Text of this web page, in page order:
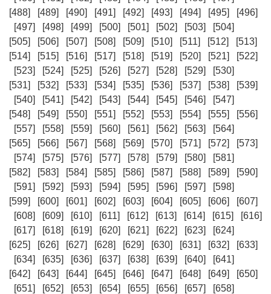
[488]
[489] [490] [491] [492] [493] [494] [495]
[496]
[497]
[498] [499] [500] [501] [502] [503]
[504]
[505]
[506] [507] [508] [509] [510] [511] [512]
[513]
[514]
[515] [516] [517] [518] [519] [520] [521]
[522]
[523]
[524] [525] [526] [527] [528] [529]
[530]
[531]
[532] [533] [534] [535] [536] [537] [538]
[539]
[540]
[541] [542] [543] [544] [545] [546]
[547]
[548]
[549] [550] [551] [552] [553] [554] [555]
[556]
[557]
[558] [559] [560] [561] [562] [563]
[564]
[565]
[566] [567] [568] [569] [570] [571] [572]
[573]
[574]
[575] [576] [577] [578] [579] [580]
[581]
[582]
[583] [584] [585] [586] [587] [588] [589]
[590]
[591]
[592] [593] [594] [595] [596] [597]
[598]
[599]
[600] [601] [602] [603] [604] [605] [606]
[607]
[608]
[609] [610] [611] [612] [613] [614] [615]
[616]
[617]
[618] [619] [620] [621] [622] [623]
[624]
[625]
[626] [627] [628] [629] [630] [631] [632]
[633]
[634]
[635] [636] [637] [638] [639] [640]
[641]
[642]
[643] [644] [645] [646] [647] [648] [649]
[650]
[651]
[652] [653] [654] [655] [656] [657]
[658]